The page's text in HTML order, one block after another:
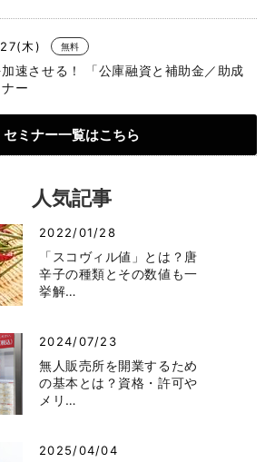
木) 無料
速させる！ 「公庫融資と補助金／助成
ー
セミナー一覧はこちら
人気記事
2022/01/28
「スコヴィル値」とは？唐
辛子の種類とその数値も一
挙解…
2024/07/23
無人販売所を開業するため
の基本とは？資格・許可や
メリ…
2025/04/04